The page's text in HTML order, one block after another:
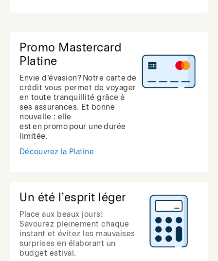
Promo Mastercard
Platine
Envie d’évasion? Notre carte de
crédit vous permet de voyager
en toute tranquillité grâce à
ses assurances. Et bonne
nouvelle : elle
est en promo pour une durée
limitée.
Découvrez la Platine
Un été l’esprit léger
Place aux beaux jours!
Savourez pleinement chaque
instant et évitez les mauvaises
surprises en élaborant un
budget estival.